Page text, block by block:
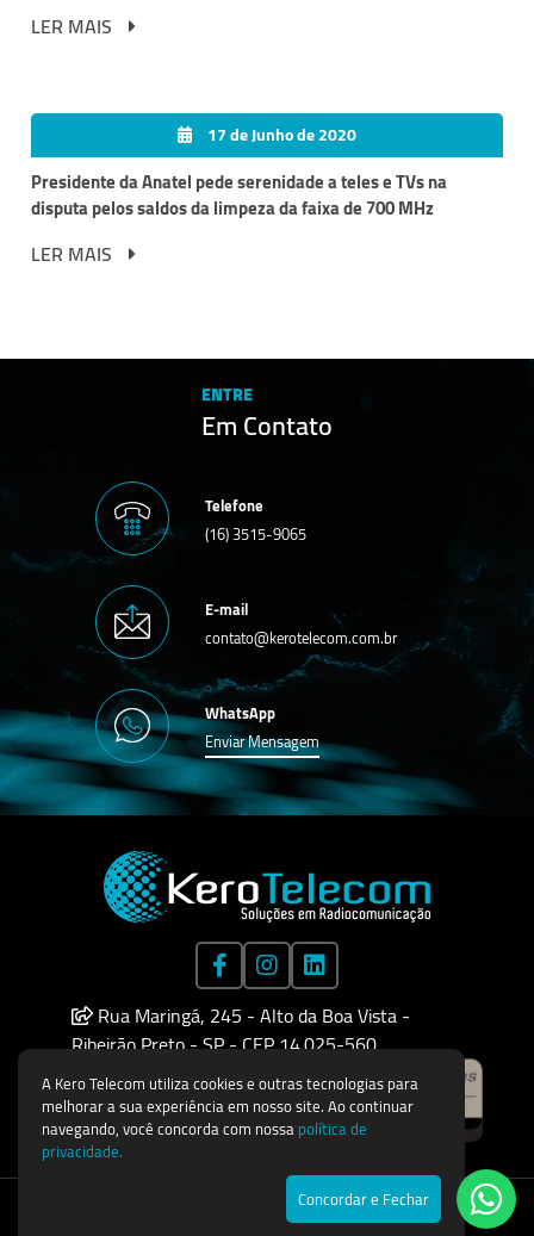
LER MAIS
17 de Junho de 2020
Presidente da Anatel pede serenidade a teles e TVs na
disputa pelos saldos da limpeza da faixa de 700 MHz
LER MAIS
ENTRE
Em Contato
Telefone
(16) 3515-9065
E-mail
contato@kerotelecom.com.br
WhatsApp
Enviar Mensagem
Rua Maringá, 245 - Alto da Boa Vista -
Ribeirão Preto - SP - CEP 14.025-560
Todos os direitos reservados © 2026
A Kero Telecom utiliza cookies e outras tecnologias para
melhorar a sua experiência em nosso site. Ao continuar
navegando, você concorda com nossapolítica de
privacidade.
Concordar e Fechar